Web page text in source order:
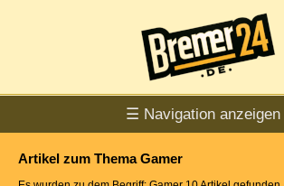
☰ Navigation anzeigen
Artikel zum Thema Gamer